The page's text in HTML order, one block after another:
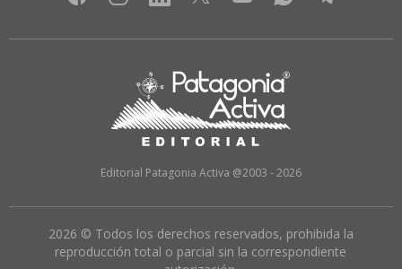
Editorial Patagonia Activa @2003 - 2026
2026 © Todos los derechos reservados, prohibida la
reproducción total o parcial sin la correspondiente